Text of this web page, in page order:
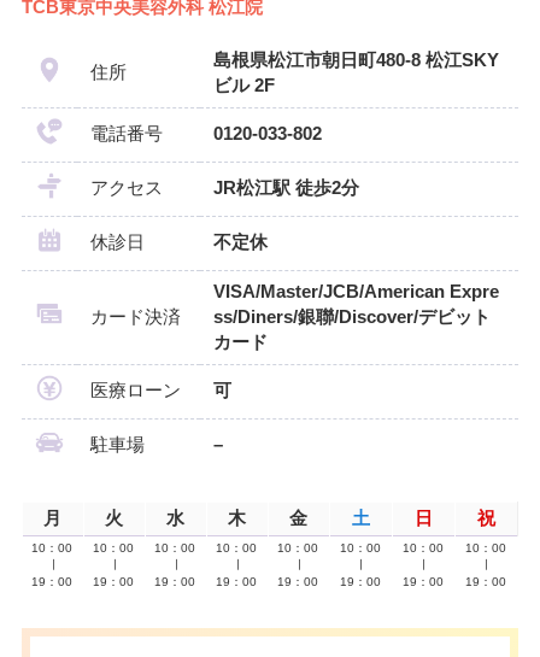
TCB東京中央美容外科 松江院
住所
島根県松江市朝日町480-8 松江SKY
ビル 2F
電話番号 0120-033-802
アクセス JR松江駅 徒歩2分
休診日 不定休
カード決済
VISA/Master/JCB/American Expre
ss/Diners/銀聯/Discover/デビット
カード
医療ローン 可
駐車場 –
月 火 水 木 金 土 日 祝
10：00
19：00
10：00
19：00
10：00
19：00
10：00
19：00
10：00
19：00
10：00
19：00
10：00
19：00
10：00
19：00